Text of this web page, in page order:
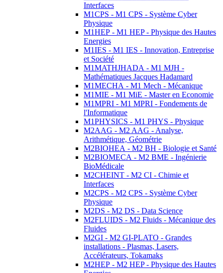
Interfaces
M1CPS - M1 CPS - Système Cyber
Physique
M1HEP - M1 HEP - Physique des Hautes
Energies
M1IES - M1 IES - Innovation, Entreprise
et Société
M1MATHJHADA - M1 MJH -
Mathématiques Jacques Hadamard
M1MECHA - M1 Mech - Mécanique
M1MIE - M1 MiE - Master en Economie
M1MPRI - M1 MPRI - Fondements de
l'Informatique
M1PHYSICS - M1 PHYS - Physique
M2AAG - M2 AAG - Analyse,
Arithmétique, Géométrie
M2BIOHEA - M2 BH - Biologie et Santé
M2BIOMECA - M2 BME - Ingénierie
BioMédicale
M2CHEINT - M2 CI - Chimie et
Interfaces
M2CPS - M2 CPS - Système Cyber
Physique
M2DS - M2 DS - Data Science
M2FLUIDS - M2 Fluids - Mécanique des
Fluides
M2GI - M2 GI-PLATO - Grandes
installations - Plasmas, Lasers,
Accélérateurs, Tokamaks
M2HEP - M2 HEP - Physique des Hautes